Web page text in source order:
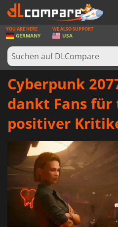
SPIELE
SPIEL KARTEN
SOFTWARE
REWARDS
NACHRICHTEN
ANMELDEN ODER REGISTRIEREN
YOU ARE HERE
GERMANY
WE ALSO SUPPORT
USA
Cyberpunk
dankt Fans für
positiver